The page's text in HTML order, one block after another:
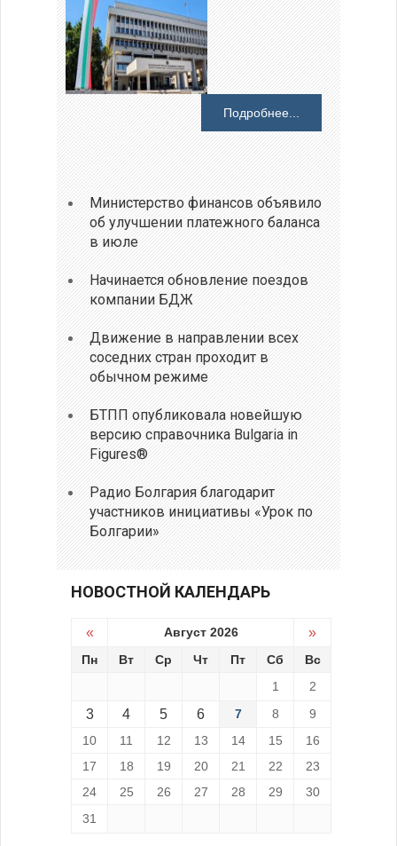
Подробнее...
Министерство финансов объявило
об улучшении платежного баланса
в июле
Начинается обновление поездов
компании БДЖ
Движение в направлении всех
соседних стран проходит в
обычном режиме
БТПП опубликовала новейшую
версию справочника Bulgaria in
Figures®
Радио Болгария благодарит
участников инициативы «Урок по
Болгарии»
НОВОСТНОЙ КАЛЕНДАРЬ
« Август 2026 »
Пн Вт Ср Чт Пт Сб
Вс
1
2
3 4 5 6 7 8
9
10
11 12 13 14 15
16
17
18 19 20 21 22
23
24
25 26 27 28 29
30
31